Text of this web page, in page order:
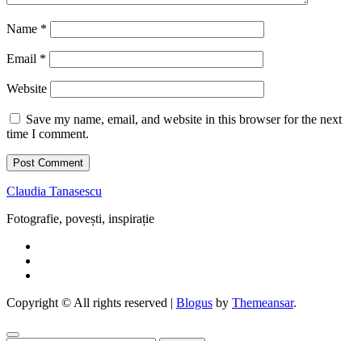
Name *
Email *
Website
Save my name, email, and website in this browser for the next
time I comment.
Claudia Tanasescu
Fotografie, povești, inspirație
Copyright © All rights reserved | Blogus by Themeansar.